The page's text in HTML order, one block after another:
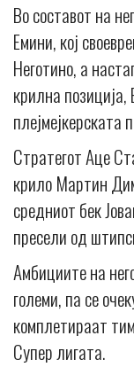
Во составот на
Емини, кој
Неготино, а
крилна
плејмејкерската
Стратегот Аце
крило Мартин
средниот бек
пресели од
Амбициите на
големи, па се
комплетираат
Супер лигата.